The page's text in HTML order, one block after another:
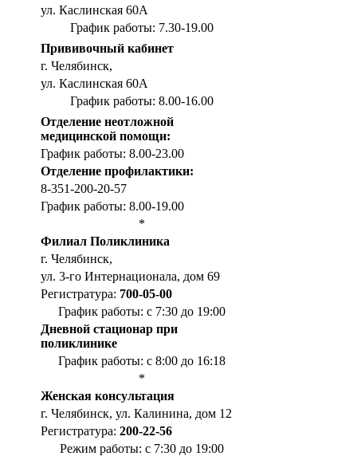
ул. Каслинская 60А
График работы: 7.30-19.00
Прививочный кабинет
г. Челябинск,
ул. Каслинская 60А
График работы: 8.00-16.00
Отделение неотложной
медицинской помощи:
График работы: 8.00-23.00
Отделение профилактики:
8-351-200-20-57
График работы: 8.00-19.00
*
Филиал Поликлиника
г. Челябинск,
ул. 3-го Интернационала, дом 69
Регистратура: 700-05-00
График работы: с 7:30 до 19:00
Дневной стационар при
поликлинике
График работы: с 8:00 до 16:18
*
Женская консультация
г. Челябинск, ул. Калинина, дом 12
Регистратура: 200-22-56
Режим работы: с 7:30 до 19:00